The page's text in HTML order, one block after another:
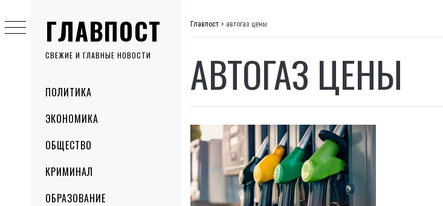
ГЛАВПОСТ
СВЕЖИЕ И ГЛАВНЫЕ НОВОСТИ
MenuПОЛИТИКА
ЭКОНОМИКА
ОБЩЕСТВО
КРИМИНАЛ
ОБРАЗОВАНИЕ
to
content
Главпост > автогаз цены
АВТОГАЗ ЦЕНЫ